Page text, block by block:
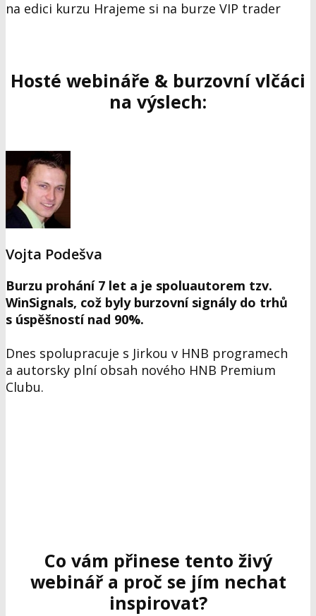
na edici kurzu Hrajeme si na burze VIP trader
Hosté webináře & burzovní vlčáci
na výslech:
Vojta Podešva
Burzu prohání 7 let a je spoluautorem tzv.
WinSignals, což byly burzovní signály do trhů
s úspěšností nad 90%.
Dnes spolupracuje s Jirkou v HNB programech
a autorsky plní obsah nového HNB Premium
Clubu.
Co vám přinese tento živý
webinář a proč se jím nechat
inspirovat?